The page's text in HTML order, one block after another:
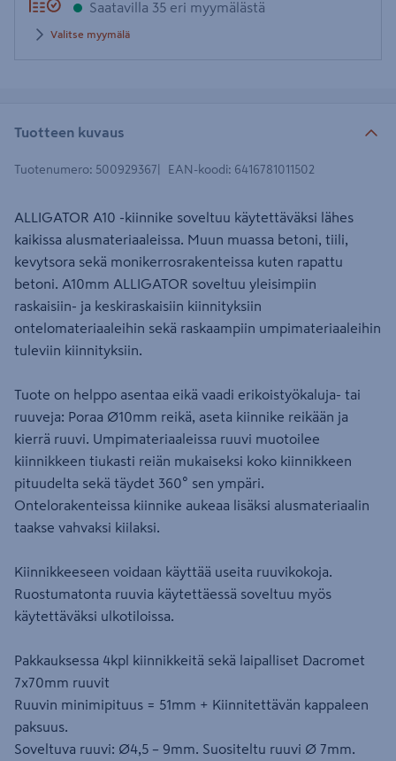
Saatavilla 35 eri myymälästä
Valitse myymälä
Tuotteen kuvaus
Tuotenumero: 500929367 EAN-koodi: 6416781011502
ALLIGATOR A10 -kiinnike soveltuu käytettäväksi lähes
kaikissa alusmateriaaleissa. Muun muassa betoni, tiili,
kevytsora sekä monikerrosrakenteissa kuten rapattu
betoni. A10mm ALLIGATOR soveltuu yleisimpiin
raskaisiin- ja keskiraskaisiin kiinnityksiin
ontelomateriaaleihin sekä raskaampiin umpimateriaaleihin
tuleviin kiinnityksiin.
Tuote on helppo asentaa eikä vaadi erikoistyökaluja- tai
ruuveja: Poraa Ø10mm reikä, aseta kiinnike reikään ja
kierrä ruuvi. Umpimateriaaleissa ruuvi muotoilee
kiinnikkeen tiukasti reiän mukaiseksi koko kiinnikkeen
pituudelta sekä täydet 360° sen ympäri.
Ontelorakenteissa kiinnike aukeaa lisäksi alusmateriaalin
taakse vahvaksi kiilaksi.
Kiinnikkeeseen voidaan käyttää useita ruuvikokoja.
Ruostumatonta ruuvia käytettäessä soveltuu myös
käytettäväksi ulkotiloissa.
Pakkauksessa 4kpl kiinnikkeitä sekä laipalliset Dacromet
7x70mm ruuvit
Ruuvin minimipituus = 51mm + Kiinnitettävän kappaleen
paksuus.
Soveltuva ruuvi: Ø4,5 – 9mm. Suositeltu ruuvi Ø 7mm.